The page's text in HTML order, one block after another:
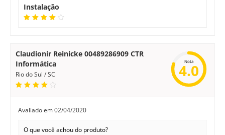
Instalação
Claudionir Reinicke 00489286909 CTR
Informática
Rio do Sul / SC
Nota
4.0
Avaliado em02/04/2020
O que você achou do produto?